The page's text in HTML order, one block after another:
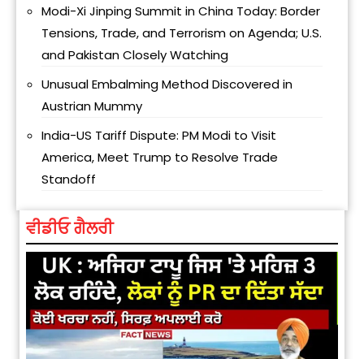
Modi-Xi Jinping Summit in China Today: Border
Tensions, Trade, and Terrorism on Agenda; U.S.
and Pakistan Closely Watching
Unusual Embalming Method Discovered in
Austrian Mummy
India-US Tariff Dispute: PM Modi to Visit
America, Meet Trump to Resolve Trade
Standoff
ਵੀਡੀਓ ਗੈਲਰੀ